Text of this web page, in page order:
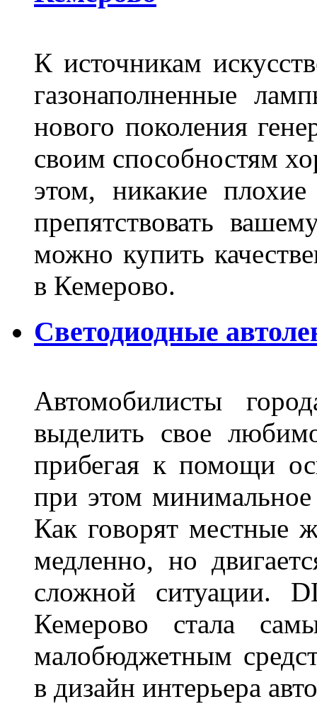
К источникам
газонаполненные
нового поколения
своим способностям
этом, никакие
препятствовать
можно купить
в Кемерово.
Светодиодные
Автомобилисты
выделить свое
прибегая к помощи
при этом минимальное
Как говорят местные
медленно, но
сложной ситуации.
Кемерово стала
малобюджетным
в дизайн интерьера